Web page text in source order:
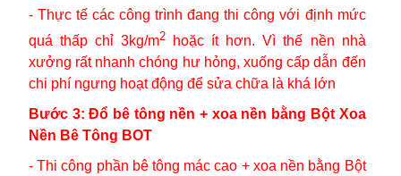
- Thực tế các công trình đang thi công với định mức
quá thấp chỉ 3kg/m2 hoặc ít hơn. Vì thế nền nhà
xưởng rất nhanh chóng hư hỏng, xuống cấp dẫn đến
chi phí ngưng hoạt động để sửa chữa là khá lớn
Bước 3: Đổ bê tông nền + xoa nền bằng Bột Xoa
Nền Bê Tông BOT
- Thi công phần bê tông mác cao + xoa nền bằng Bột